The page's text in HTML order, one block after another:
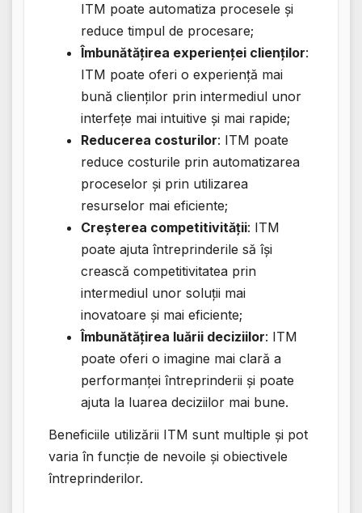
ITM poate automatiza procesele și
reduce timpul de procesare;
Îmbunătățirea experienței clienților:
ITM poate oferi o experiență mai
bună clienților prin intermediul unor
interfețe mai intuitive și mai rapide;
Reducerea costurilor: ITM poate
reduce costurile prin automatizarea
proceselor și prin utilizarea
resurselor mai eficiente;
Creșterea competitivității: ITM
poate ajuta întreprinderile să își
crească competitivitatea prin
intermediul unor soluții mai
inovatoare și mai eficiente;
Îmbunătățirea luării deciziilor: ITM
poate oferi o imagine mai clară a
performanței întreprinderii și poate
ajuta la luarea deciziilor mai bune.
Beneficiile utilizării ITM sunt multiple și pot
varia în funcție de nevoile și obiectivele
întreprinderilor.